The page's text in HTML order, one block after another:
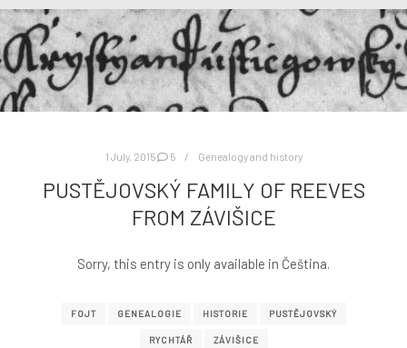
1 July, 2015 5 Genealogy and history
PUSTĚJOVSKÝ FAMILY OF REEVES
FROM ZÁVIŠICE
Sorry, this entry is only available in Čeština.
FOJT GENEALOGIE HISTORIE PUSTĚJOVSKÝ
RYCHTÁŘ ZÁVIŠICE